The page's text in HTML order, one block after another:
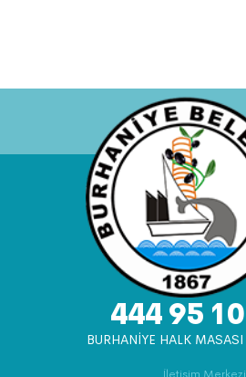
444 95 10
BURHANİYE HALK MASASI
İletişim Merkezi